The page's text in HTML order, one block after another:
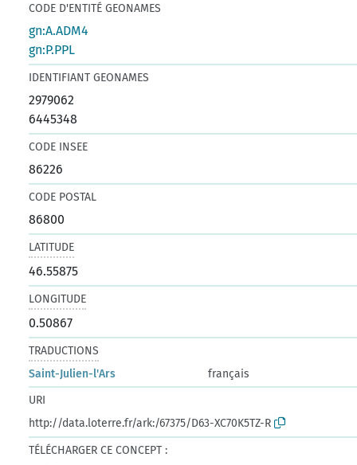
CODE D'ENTITÉ GEONAMES
gn:A.ADM4
gn:P.PPL
IDENTIFIANT GEONAMES
2979062
6445348
CODE INSEE
86226
CODE POSTAL
86800
LATITUDE
46.55875
LONGITUDE
0.50867
TRADUCTIONS
Saint-Julien-l'Ars
français
URI
http://data.loterre.fr/ark:/67375/D63-XC70K5TZ-R
TÉLÉCHARGER CE CONCEPT :